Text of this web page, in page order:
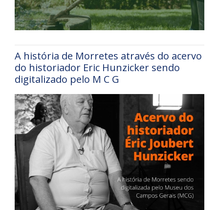
A história de Morretes através do acervo
do historiador Eric Hunzicker sendo
digitalizado pelo M C G